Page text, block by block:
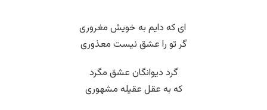
‌ ای که دایم به خویش مغروری
گر تو را عشق نیست معذوری
گرد دیوانگان عشق مگرد
که به عقل عقیله مشهوری